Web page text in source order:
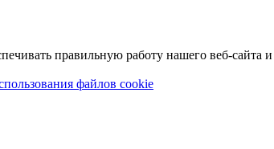
правильную работу нашего веб-сайта и
файлов cookie